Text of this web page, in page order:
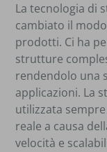
La tecnologia di
cambiato il
prodotti. Ci ha
strutture
rendendolo una
applicazioni. La
utilizzata
reale a causa
velocità e